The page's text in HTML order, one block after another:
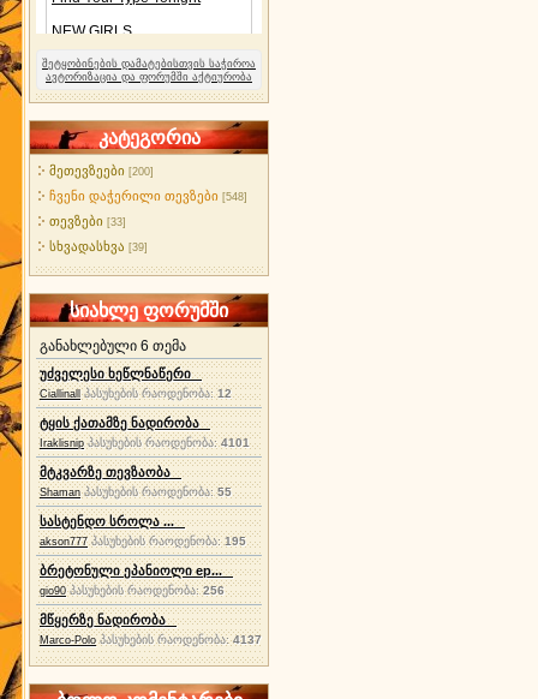
შეტყობინების დამატებისთვის საჭიროა
ავტორიზაცია და ფორუმში აქტიურობა
კატეგორია
მეთევზეები [200]
ჩვენი დაჭერილი თევზები [548]
თევზები [33]
სხვადასხვა [39]
სიახლე ფორუმში
განახლებული 6 თემა
უძველესი ხეწლნაწერი
Ciallinall პასუხების რაოდენობა:12
ტყის ქათამზე ნადირობა
Iraklisnip პასუხების რაოდენობა: 4101
მტკვარზე თევზაობა
Shaman პასუხების რაოდენობა:55
სასტენდო სროლა ...
akson777 პასუხების რაოდენობა:195
ბრეტონული ეპანიოლი ep...
gio90 პასუხების რაოდენობა:256
მწყერზე ნადირობა
Marco-Polo პასუხების რაოდენობა:4137